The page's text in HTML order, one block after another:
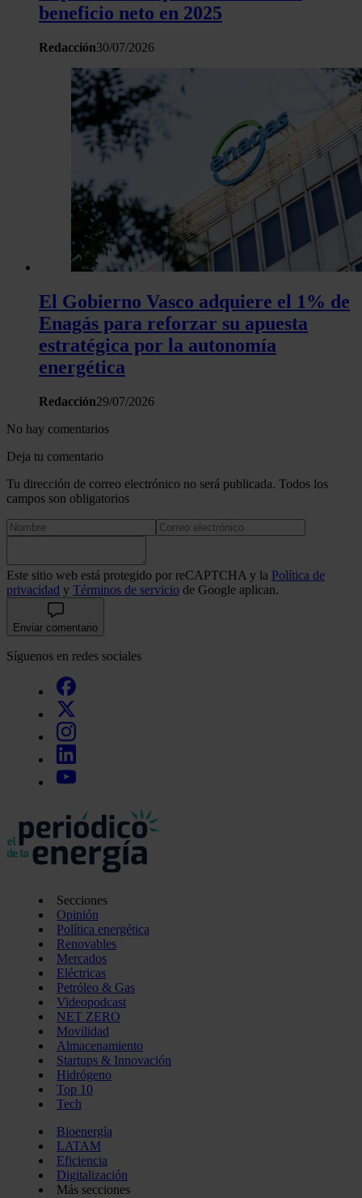
beneficio neto en 2025
Redacción30/07/2026
El Gobierno Vasco adquiere el 1% de
Enagás para reforzar su apuesta
estratégica por la autonomía
energética
Redacción29/07/2026
No hay comentarios
Deja tu comentario
Tu dirección de correo electrónico no será publicada. Todos los
campos son obligatorios
Este sitio web está protegido por reCAPTCHA y la Política de
privacidad y Términos de servicio de Google aplican.
Enviar comentario
Síguenos en redes sociales
Secciones
Opinión
Política energética
Renovables
Mercados
Eléctricas
Petróleo & Gas
Videopodcast
NET ZERO
Movilidad
Almacenamiento
Startups & Innovación
Hidrógeno
Top 10
Tech
Bioenergía
LATAM
Eficiencia
Digitalización
Más secciones